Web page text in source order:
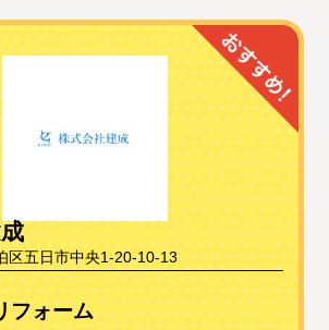
区五日市中央1-20-10-13
フォーム